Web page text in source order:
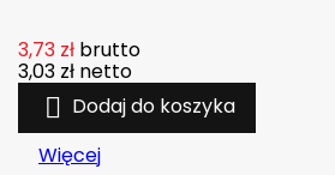
3,73 zł brutto
3,03 zł netto
 Dodaj do koszyka
Więcej